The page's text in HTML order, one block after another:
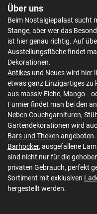
Über uns
Beim Nostalgiepalast sucht
Stange, aber wer das
ist hier genau richtig. Auf
Ausstellungsfläche findet
Dekorationen.
Antikes und Neues wird hier
etwas ganz Einzigartiges zu
aus massiv Eiche, Mango–
Furnier findet man bei den
Neben Couchgarnituren,
Gartendekorationen wird
Bars und Theken
Barhocker, ausgefallene
sind nicht nur für die
privaten Gebrauch, perfekt
Sortiment mit exklusiven
hergestellt werden.